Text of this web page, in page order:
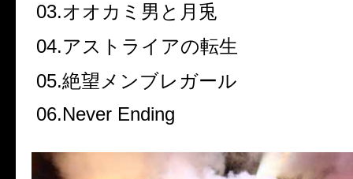
03.オオカミ男と月兎
04.アストライアの転生
05.絶望メンブレガール
06.Never Ending